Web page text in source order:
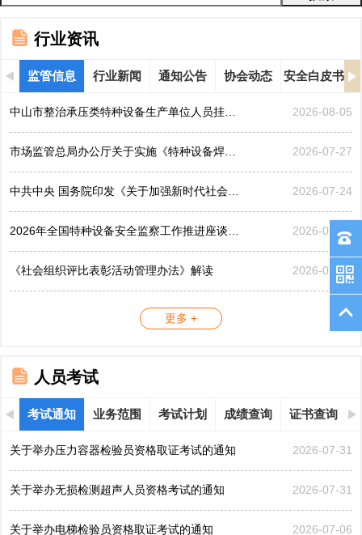
行业资讯
监管信息 行业新闻 通知公告 协会动态 安全白皮书
中山市整治承压类特种设备生产单位人员挂靠、临时凑岗、... 2026-08-05
市场监管总局办公厅关于实施《特种设备焊接操作人员考核... 2026-07-27
中共中央 国务院印发《关于加强新时代社会工作的意见》 2026-07-24
2026年全国特种设备安全监察工作推进座谈会在黑龙江哈... 2026-07-21
《社会组织评比表彰活动管理办法》解读 2026-07-17
更多 +
人员考试
考试通知 业务范围 考试计划 成绩查询 证书查询
关于举办压力容器检验员资格取证考试的通知 2026-07-31
关于举办无损检测超声人员资格考试的通知 2026-07-31
关于举办电梯检验员资格取证考试的通知 2026-07-06